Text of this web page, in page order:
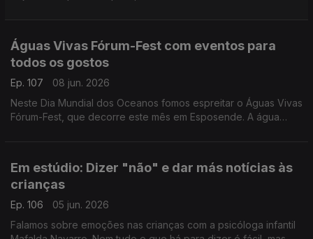
Águas Vivas Fórum-Fest com eventos para
todos os gostos
Ep. 107
08 jun. 2026
Neste Dia Mundial dos Oceanos fomos espreitar o Águas Vivas
Fórum-Fest, que decorre este mês em Esposende. A água
Em estúdio: Dizer "não" e dar más notícias às
crianças
Ep. 106
05 jun. 2026
Falamos sobre emoções nas crianças com a psicóloga infantil